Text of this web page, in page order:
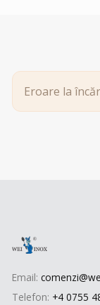
Eroare la
Email:
Telefon: +4 0755